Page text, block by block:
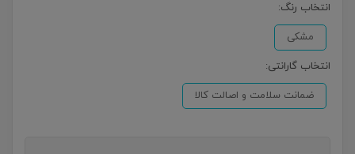
انتخاب رنگ:
مشکی
انتخاب گارانتی:
ضمانت سلامت و اصالت کالا